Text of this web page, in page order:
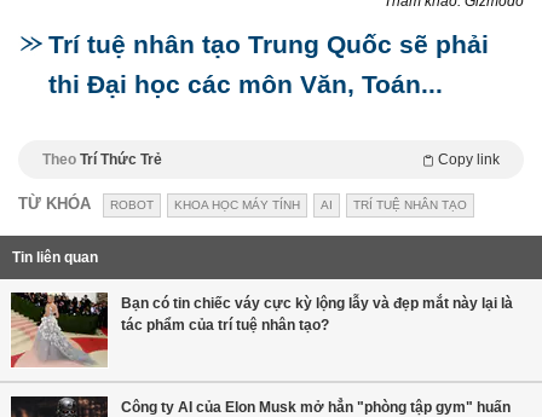
Trí tuệ nhân tạo Trung Quốc sẽ phải
thi Đại học các môn Văn, Toán...
Theo Trí Thức Trẻ Copy link
TỪ KHÓA ROBOT KHOA HỌC MÁY TÍNH AI TRÍ TUỆ NHÂN TẠO
Tin liên quan
Bạn có tin chiếc váy cực kỳ lộng lẫy và đẹp mắt này lại là
tác phẩm của trí tuệ nhân tạo?
Công ty AI của Elon Musk mở hẳn "phòng tập gym" huấn